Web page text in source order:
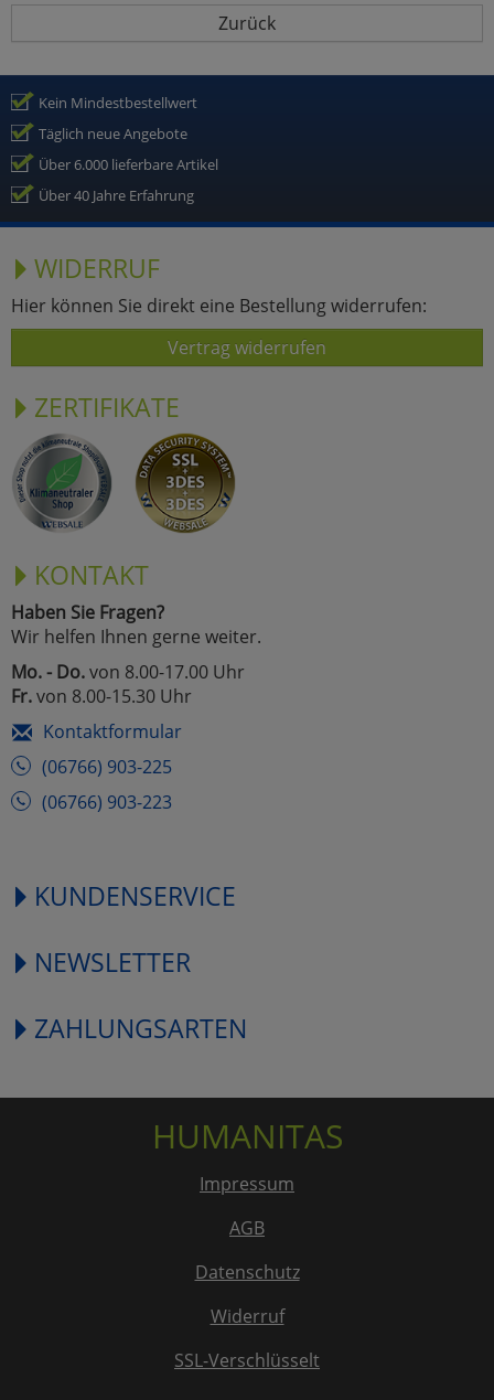
Zurück
Kein Mindestbestellwert
Täglich neue Angebote
Über 6.000 lieferbare Artikel
Über 40 Jahre Erfahrung
WIDERRUF
Hier können Sie direkt eine Bestellung widerrufen:
Vertrag widerrufen
ZERTIFIKATE
KONTAKT
Haben Sie Fragen?
Wir helfen Ihnen gerne weiter.
Mo. - Do.von 8.00-17.00 Uhr
Fr.von 8.00-15.30 Uhr
Kontaktformular
(06766) 903-225
(06766) 903-223
KUNDENSERVICE
NEWSLETTER
ZAHLUNGSARTEN
HUMANITAS
Impressum
AGB
Datenschutz
Widerruf
SSL-Verschlüsselt